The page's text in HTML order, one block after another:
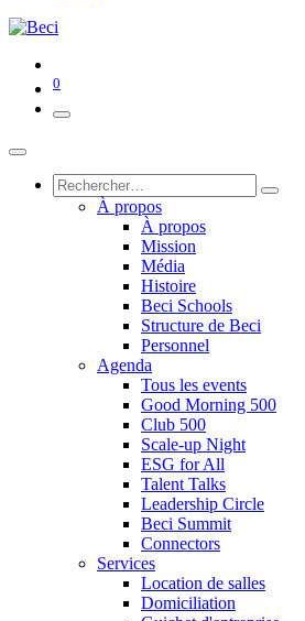
0
À propos
À propos
Mission
Média
Histoire
Beci Schools
Structure de Beci
Personnel
Agenda
Tous les events
Good Morning 500
Club 500
Scale-up Night
ESG for All
Talent Talks
Leadership Circle
Beci Summit
Connectors
Services
Location de salles
Domiciliation